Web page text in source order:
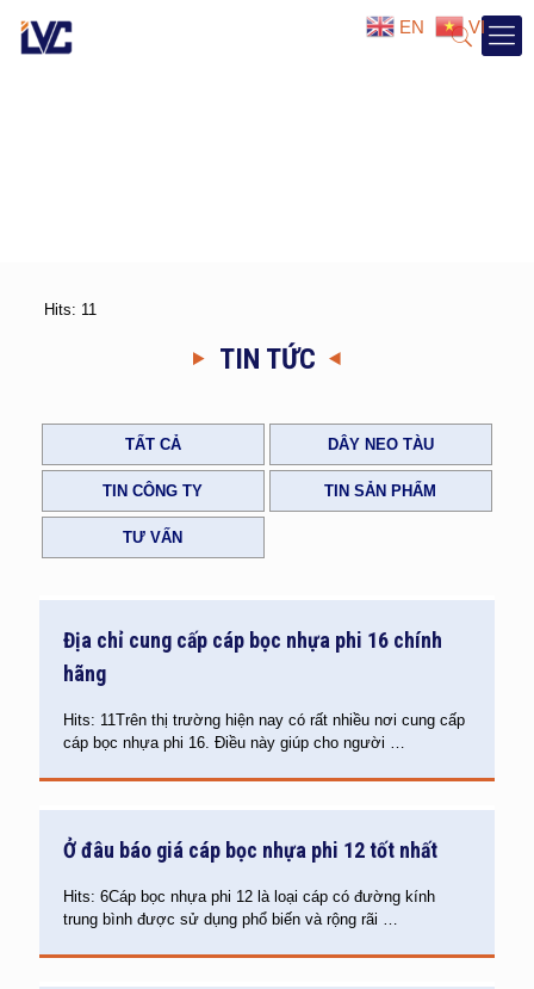
Hits: 11
TIN TỨC
TẤT CẢ DÂY NEO TÀU
TIN CÔNG TY TIN SẢN PHẨM
TƯ VẤN
Địa chỉ cung cấp cáp bọc nhựa phi 16 chính
hãng
Hits: 11Trên thị trường hiện nay có rất nhiều nơi cung cấp
cáp bọc nhựa phi 16. Điều này giúp cho người …
Ở đâu báo giá cáp bọc nhựa phi 12 tốt nhất
Hits: 6Cáp bọc nhựa phi 12 là loại cáp có đường kính
trung bình được sử dụng phổ biến và rộng rãi …
EN VI